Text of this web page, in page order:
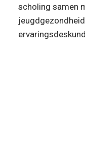
scholing samen